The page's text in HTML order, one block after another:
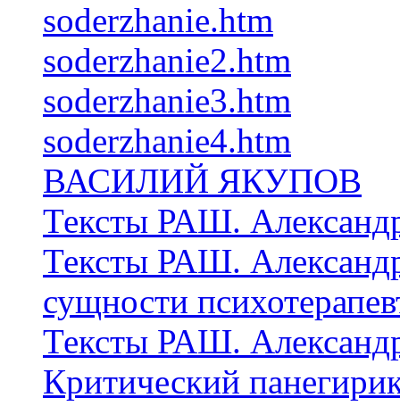
soderzhanie.htm
soderzhanie2.htm
soderzhanie3.htm
soderzhanie4.htm
ВАСИЛИЙ ЯКУПОВ
Тексты РАШ.
Тексты РАШ.
сущности
Тексты РАШ.
Критический